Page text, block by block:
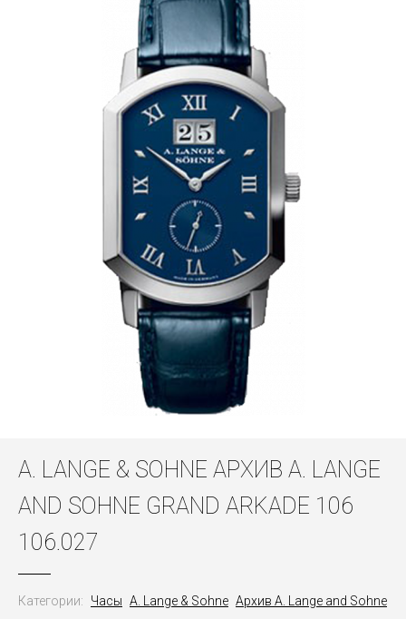
A. LANGE & SOHNE АРХИВ A. LANGE
AND SOHNE GRAND ARKADE 106
106.027
Категории: Часы A. Lange & Sohne Архив A. Lange and Sohne